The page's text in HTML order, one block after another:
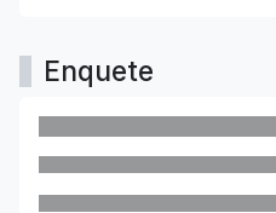
Enquete